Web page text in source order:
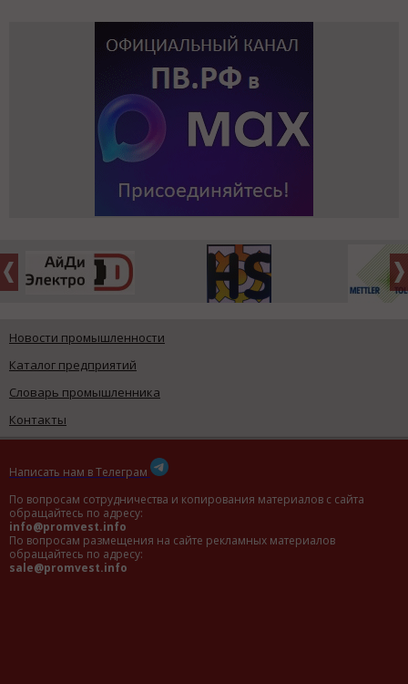
Новости промышленности
Каталог предприятий
Словарь промышленника
Контакты
Написать нам в Телеграм
По вопросам сотрудничества и копирования материалов с сайта
обращайтесь по адресу:
info@promvest.info
По вопросам размещения на сайте рекламных материалов
обращайтесь по адресу:
sale@promvest.info